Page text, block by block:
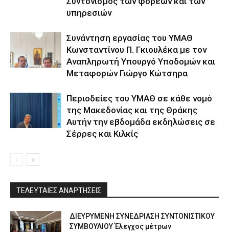
υπηρεσιών
Συνάντηση εργασίας του ΥΜΑΘ
Κωνσταντίνου Π. Γκιουλέκα με τον
Αναπληρωτή Υπουργό Υποδομών και
Μεταφορών Γιώργο Κώτσηρα
Περιοδείες του ΥΜΑΘ σε κάθε νομό
της Μακεδονίας και της Θράκης
Αυτήν την εβδομάδα εκδηλώσεις σε
Σέρρες και Κιλκίς
ΤΕΛΕΥΤΑΙΕΣ ΑΝΑΡΤΗΣΕΙΣ
ΔΙΕΥΡΥΜΕΝΗ ΣΥΝΕΔΡΙΑΣΗ ΣΥΝΤΟΝΙΣΤΙΚΟΥ
ΣΥΜΒΟΥΛΙΟΥ Έλεγχος μέτρων